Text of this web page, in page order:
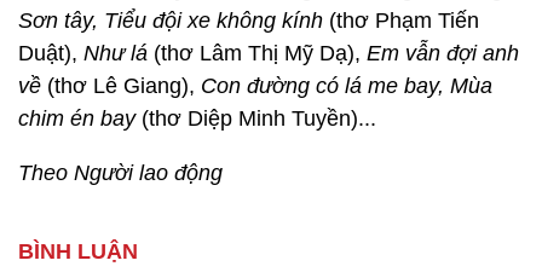
Sơn tây, Tiểu đội xe không kính (thơ Phạm Tiến
Duật), Như lá (thơ Lâm Thị Mỹ Dạ), Em vẫn đợi anh
về (thơ Lê Giang), Con đường có lá me bay, Mùa
chim én bay(thơ Diệp Minh Tuyền)...
Theo Người lao động